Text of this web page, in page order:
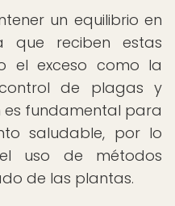
un equilibrio en
reciben estas
el exceso como la
de plagas y
fundamental para
saludable, por lo
uso de métodos
de las plantas.